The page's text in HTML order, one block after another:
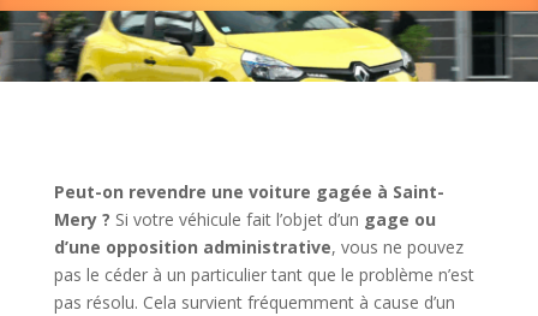
Peut-on revendre une voiture gagée à Saint-
Mery ? Si votre véhicule fait l’objet d’un gage ou
d’une opposition administrative, vous ne pouvez
pas le céder à un particulier tant que le problème n’est
pas résolu. Cela survient fréquemment à cause d’un